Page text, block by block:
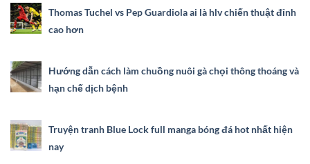
Thomas Tuchel vs Pep Guardiola ai là hlv chiến thuật đỉnh
cao hơn
Hướng dẫn cách làm chuồng nuôi gà chọi thông thoáng và
hạn chế dịch bệnh
Truyện tranh Blue Lock full manga bóng đá hot nhất hiện
nay